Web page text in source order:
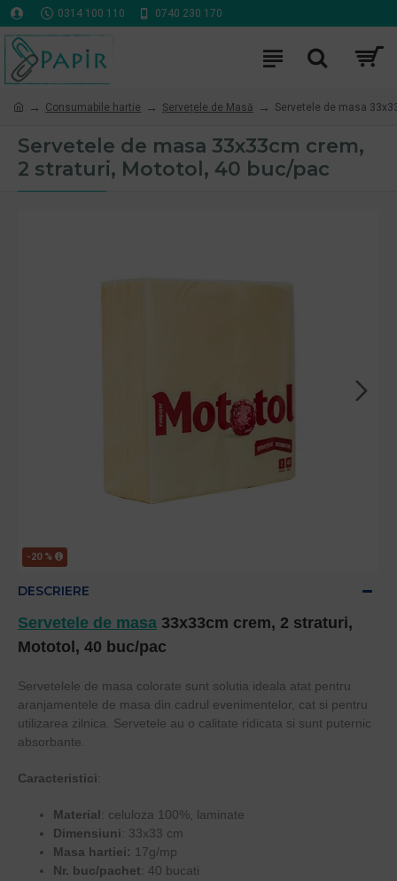
0314 100 110 0740 230 170
Consumabile hartie Șervețele de Masă Servetele de masa
Servetele de masa 33x33cm crem,
2 straturi, Mototol, 40 buc/pac
-20 %
DESCRIERE
Servetele de masa 33x33cm crem, 2 straturi,
Mototol, 40 buc/pac
Servetelele de masa colorate sunt solutia ideala atat pentru
aranjamentele de masa din cadrul evenimentelor, cat si pentru
utilizarea zilnica. Servetele au o calitate ridicata si sunt puternic
absorbante.
Caracteristici:
Material: celuloza 100%, laminate
Dimensiuni: 33x33 cm
Masa hartiei: 17g/mp
Nr. buc/pachet: 40 bucati